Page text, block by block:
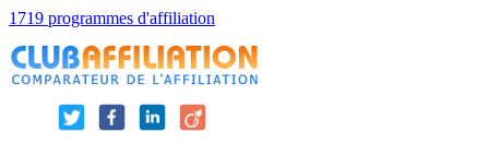
1719 programmes d'affiliation